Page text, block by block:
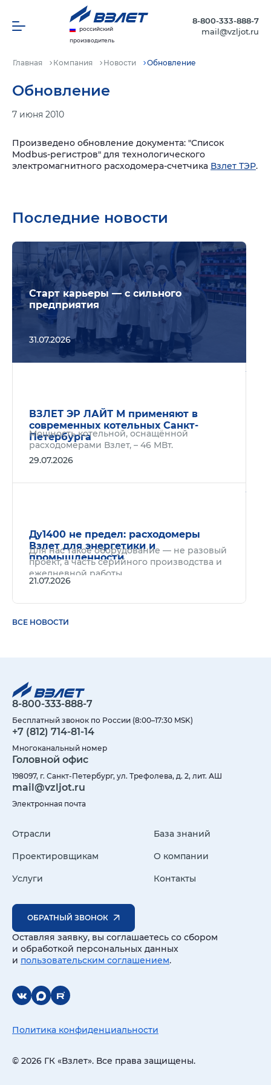
российский
производитель
8-800-333-888-7
mail@vzljot.ru
Главная Компания Новости Обновление
Обновление
7 июня 2010
Произведено обновление документа: "Список
Modbus-регистров" для технологического
электромагнитного расходомера-счетчика Взлет ТЭР.
Последние новости
Старт карьеры — с сильного
предприятия
31.07.2026
ВЗЛЕТ ЭР ЛАЙТ М применяют в
современных котельных Санкт-
Петербурга
Мощность котельной, оснащённой
расходомерами Взлет, – 46 МВт.
29.07.2026
Ду1400 не предел: расходомеры
Взлет для энергетики и
промышленности
Для нас такое оборудование — не разовый
проект, а часть серийного производства и
ежедневной работы.
21.07.2026
ВСЕ НОВОСТИ
8-800-333-888-7
Бесплатный звонок по России (8:00–17:30 MSK)
+7 (812) 714-81-14
Многоканальный номер
Головной офис
198097, г. Санкт-Петербург, ул. Трефолева, д. 2, лит. АШ
mail@vzljot.ru
Электронная почта
Отрасли
Проектировщикам
Услуги
База знаний
О компании
Контакты
ОБРАТНЫЙ ЗВОНОК
Оставляя заявку, вы соглашаетесь со сбором
и обработкой персональных данных
и пользовательским соглашением.
© 2026 ГК «Взлет». Все права защищены.
Политика конфиденциальности